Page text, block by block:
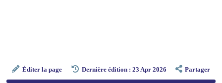
Éditer la page Dernière édition : 23 Apr 2026 Partager